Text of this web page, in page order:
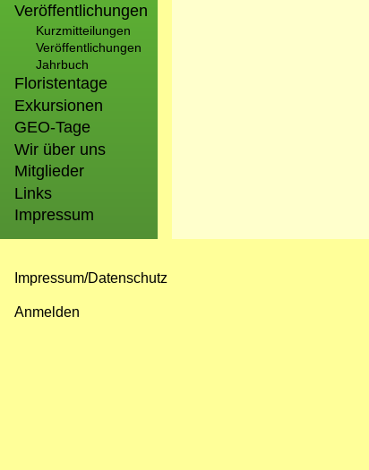
Veröffentlichungen
Kurzmitteilungen
Veröffentlichungen
Jahrbuch
Floristentage
Exkursionen
GEO-Tage
Wir über uns
Mitglieder
Links
Impressum
Impressum/Datenschutz
Anmelden